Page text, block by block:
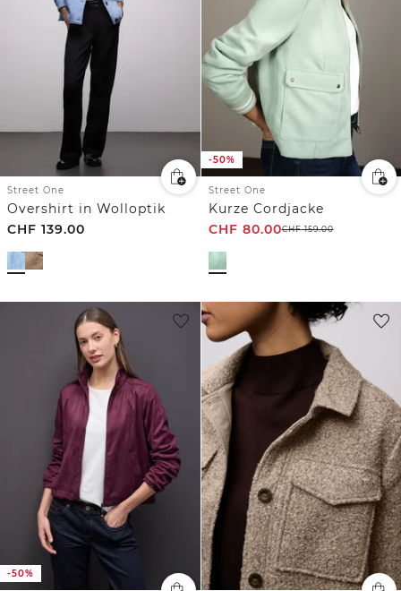
Street One
Overshirt in Wolloptik
CHF 139.00
-50%
Street One
Kurze Cordjacke
CHF 80.00CHF159.00
-50%